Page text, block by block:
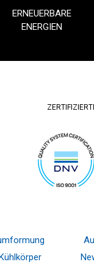
ERNEUERBARE
ENERGIEN